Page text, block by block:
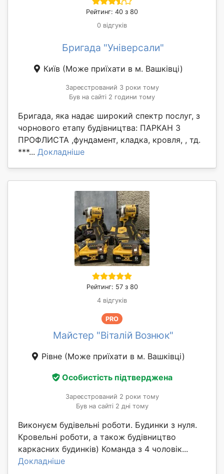
Рейтинг: 40 з 80
0 відгуків
Бригада "Універсали"
Київ (Може приїхати в м. Вашківці)
Зареєстрований 3 роки тому
Був на сайті 2 години тому
Бригада, яка надає широкий спектр послуг, з
чорнового етапу будівництва: ПАРКАН З
ПРОФЛИСТА ,фундамент, кладка, кровля, , тд.
***... Докладніше
Рейтинг: 57 з 80
4 відгуків
PRO
Майстер "Віталій Вознюк"
Рівне (Може приїхати в м. Вашківці)
Особистість підтверджена
Зареєстрований 2 роки тому
Був на сайті 2 дні тому
Виконуєм будівельні роботи. Будинки з нуля.
Кровельні роботи, а також будівництво
каркасних будинків) Команда з 4 чоловік...
Докладніше